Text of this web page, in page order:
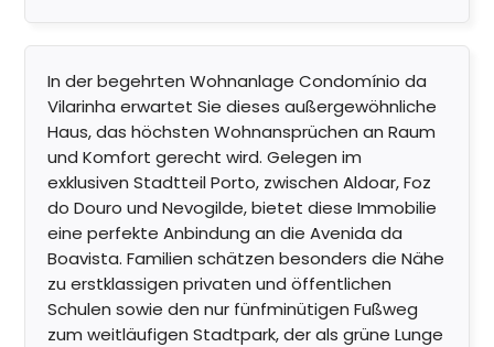
In der begehrten Wohnanlage Condomínio da
Vilarinha erwartet Sie dieses außergewöhnliche
Haus, das höchsten Wohnansprüchen an Raum
und Komfort gerecht wird. Gelegen im
exklusiven Stadtteil Porto, zwischen Aldoar, Foz
do Douro und Nevogilde, bietet diese Immobilie
eine perfekte Anbindung an die Avenida da
Boavista. Familien schätzen besonders die Nähe
zu erstklassigen privaten und öffentlichen
Schulen sowie den nur fünfminütigen Fußweg
zum weitläufigen Stadtpark, der als grüne Lunge